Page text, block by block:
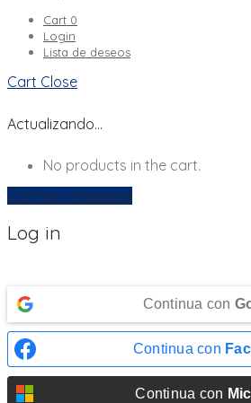
Cart 0
Login
Lista de deseos
Cart Close
Actualizando…
No products in the cart.
Continue shopping
Log in
Continua con
Continua con
Continua con